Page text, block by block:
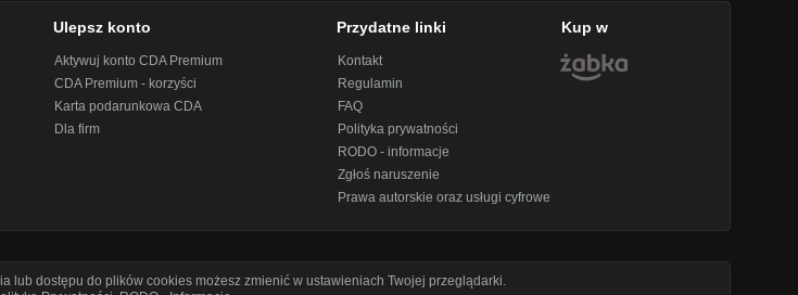
Ulepsz konto
Aktywuj konto CDA Premium
CDA Premium - korzyści
Karta podarunkowa CDA
Dla firm
Przydatne linki
Kontakt
Regulamin
FAQ
Polityka prywatności
RODO - informacje
Zgłoś naruszenie
Prawa autorskie oraz usługi cyfrowe
Kup w
lub dostępu do plików cookies możesz zmienić w ustawieniach Twojej przeglądarki.